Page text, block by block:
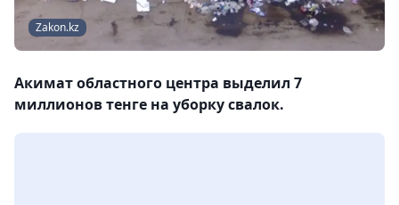
Zakon.kz
Акимат областного центра выделил 7
миллионов тенге на уборку свалок.